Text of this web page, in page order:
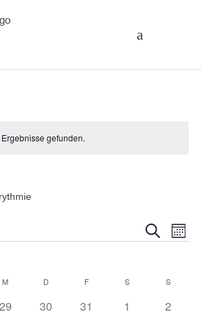
gefunden.
und
Suche
Monat
M MITTWOCH
DDONNERSTAG
FFREITAG S SAMSTAGS
0
29
0
30
0
31
0
1
0
2